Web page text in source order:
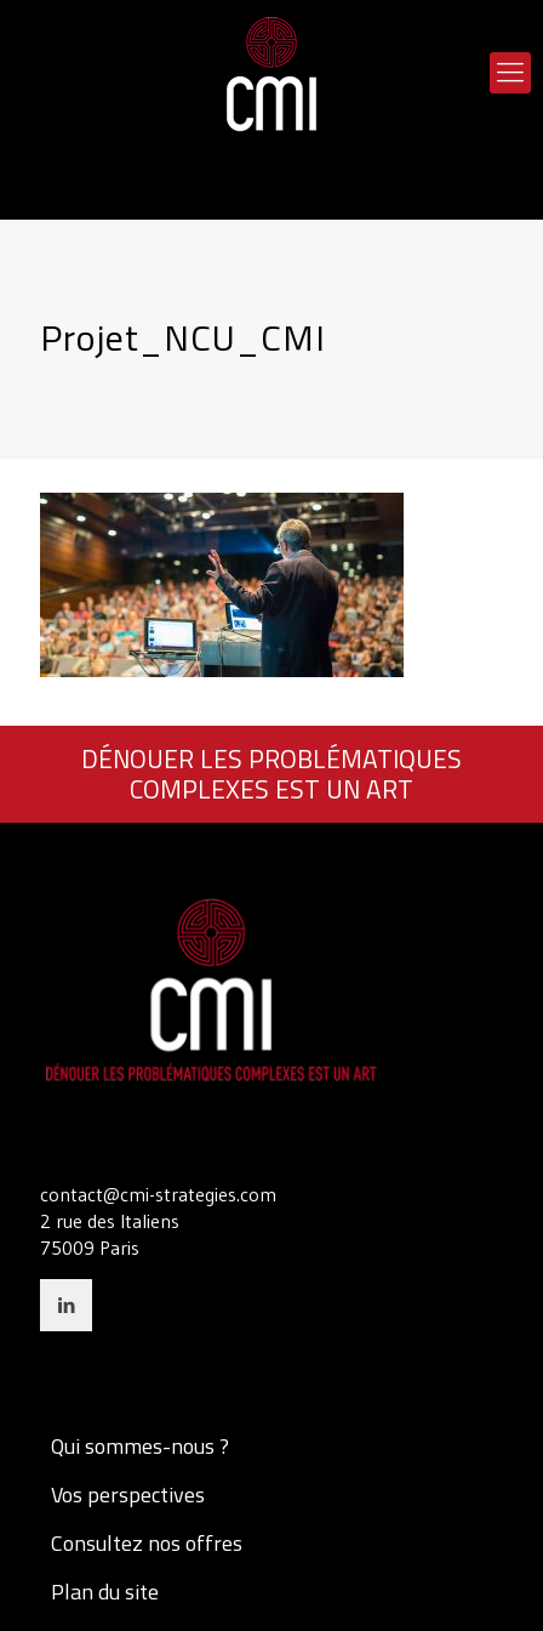
Projet_NCU_CMI
DÉNOUER LES PROBLÉMATIQUES
COMPLEXES EST UN ART
contact@cmi-strategies.com
2 rue des Italiens
75009 Paris
Qui sommes-nous ?
Vos perspectives
Consultez nos offres
Plan du site